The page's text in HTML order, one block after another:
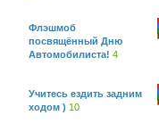
Флэшмоб
посвящённый Дню
Автомобилиста! 4
Учитесь ездить задним
ходом ) 10